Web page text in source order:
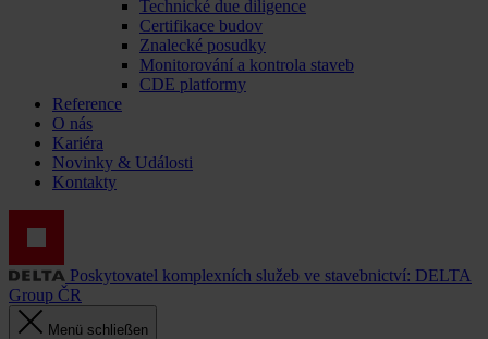
Technické due diligence
Certifikace budov
Znalecké posudky
Monitorování a kontrola staveb
CDE platformy
Reference
O nás
Kariéra
Novinky & Události
Kontakty
Poskytovatel komplexních služeb ve stavebnictví: DELTA
Group ČR
Menü schließen